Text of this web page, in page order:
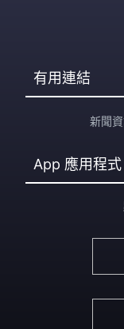
有用連結
新聞
App 應用程式